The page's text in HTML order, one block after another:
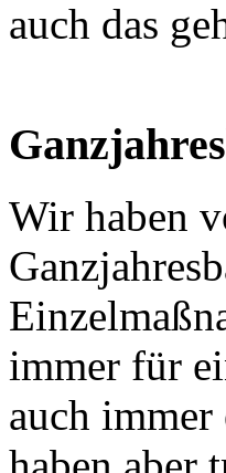
auch das
Wir haben
immer für
auch immer